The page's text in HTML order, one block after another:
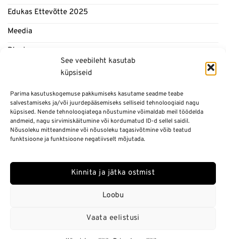
See veebileht kasutab
küpsiseid
Parima kasutuskogemuse pakkumiseks kasutame seadme teabe
salvestamiseks ja/või juurdepääsemiseks selliseid tehnoloogiaid nagu
küpsised. Nende tehnoloogiatega nõustumine võimaldab meil töödelda
andmeid, nagu sirvimiskäitumine või kordumatud ID-d sellel saidil.
Nõusoleku mitteandmine või nõusoleku tagasivõtmine võib teatud
funktsioone ja funktsioone negatiivselt mõjutada.
Kinnita ja jätka ostmist
Loobu
Vaata eelistusi
Edukas Ettevõtte 2025
Meedia
Blogi
Üldtingimused
Privaatsuspoliitika
shop@levi.design